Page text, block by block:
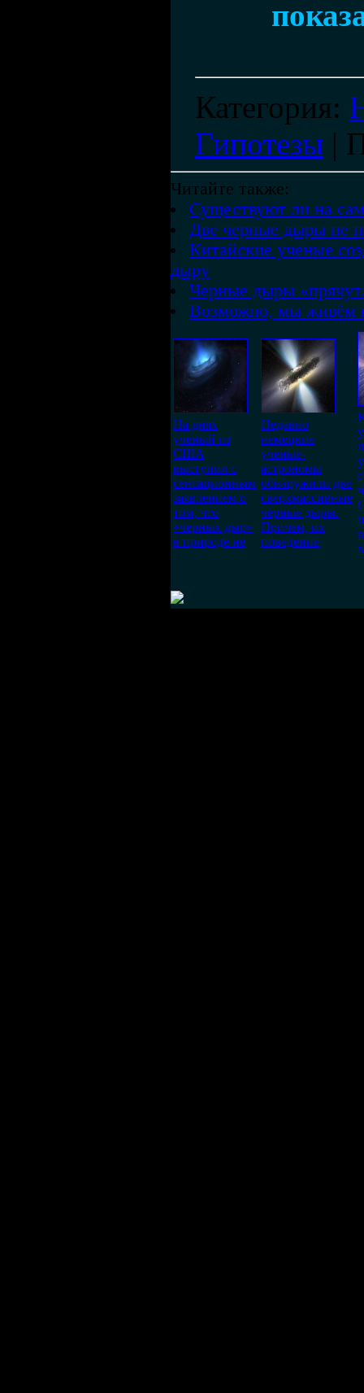
Категория:
Гипотезы |
Читайте также:
Существуют ли на
Две черные дыры не
Китайские ученые
дыру
Черные дыры
Возможно, мы живём
На днях
ученый из
США
выступил с
сенсационным
заявлением о
том, что
«черных дыр»
в природе не
Недавно
немецкие
ученые-
астрономы
обнаружили две
сверхмассивные
черные дыры.
Причем, их
поведение